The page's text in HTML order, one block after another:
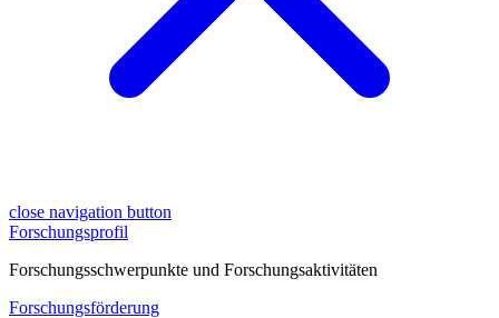
close navigation button
Forschungsprofil
Forschungsschwerpunkte und Forschungsaktivitäten
Forschungsförderung